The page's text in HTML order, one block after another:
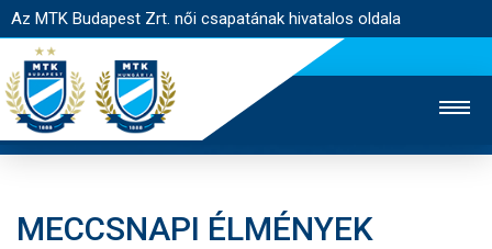
Az MTK Budapest Zrt. női csapatának hivatalos oldala
MECCSNAPI ÉLMÉNYEK